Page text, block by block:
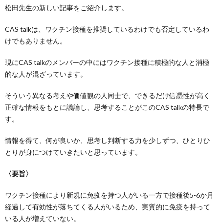
松田先生の新しい記事をご紹介します。
CAS talkは、ワクチン接種を推奨しているわけでも否定しているわ
けでもありません。
現にCAS talkのメンバーの中にはワクチン接種に積極的な人と消極
的な人が混ざっています。
そういう異なる考えや価値観の人同士で、できるだけ信憑性が高く
正確な情報をもとに議論し、思考することがこのCAS talkの特長で
す。
情報を得て、何が良いか、思考し判断する力を少しずつ、ひとりひ
とりが身につけていきたいと思っています。
〈要旨〉
ワクチン接種により新規に免疫を持つ人がいる一方で接種後5-6か月
経過して有効性が落ちてくる人がいるため、実質的に免疫を持って
いる人が増えていない。